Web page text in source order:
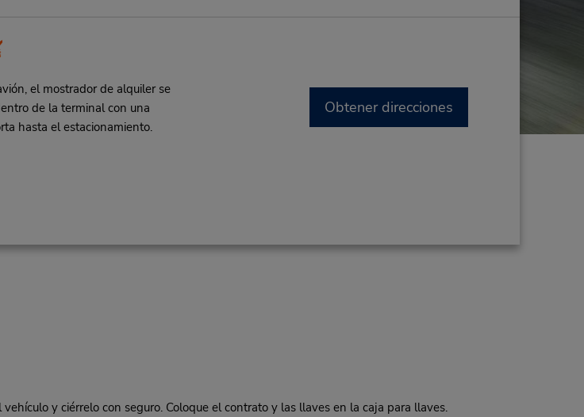
el mostrador de alquiler se
de la terminal con una
hasta el estacionamiento.
Obtener direcciones
y ciérrelo con seguro. Coloque el contrato y las llaves en la caja para llaves.